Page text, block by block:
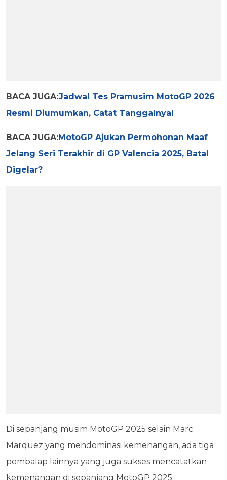
BACA JUGA:Jadwal Tes Pramusim MotoGP 2026
Resmi Diumumkan, Catat Tanggalnya!
BACA JUGA:MotoGP Ajukan Permohonan Maaf
Jelang Seri Terakhir di GP Valencia 2025, Batal
Digelar?
Di sepanjang musim MotoGP 2025 selain Marc
Marquez yang mendominasi kemenangan, ada tiga
pembalap lainnya yang juga sukses mencatatkan
kemenangan di sepanjang MotoGP 2025.